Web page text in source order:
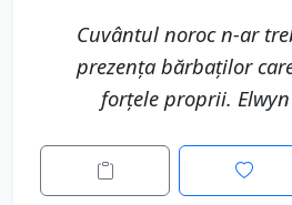
Cuvântul noroc n-ar
prezenţa bărbaţilor
forţele proprii.